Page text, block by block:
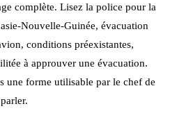
complète. Lisez la police pour la
Nouvelle-Guinée, évacuation
conditions préexistantes,
à approuver une évacuation.
une forme utilisable par le chef de